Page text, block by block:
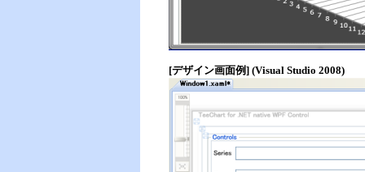
[デザイン画面例] (Visual Studio 2008)